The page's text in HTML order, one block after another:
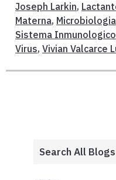
Joseph Larkin,
Materna, Microbiologia
Sistema Inmunologico
Virus, Vivian Valcarce